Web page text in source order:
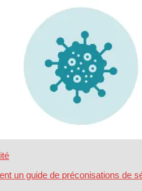
un guide de préconisations de